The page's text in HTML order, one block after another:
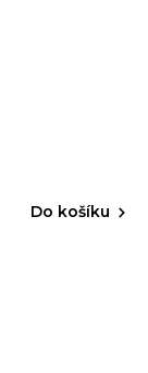
Do košíku